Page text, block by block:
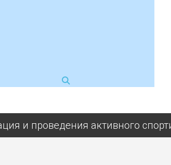
и проведения активного